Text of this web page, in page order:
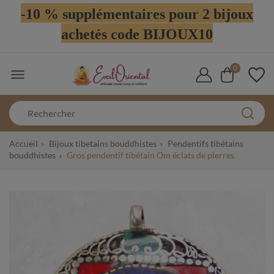
-10 % supplémentaires pour 2 bijoux
achetés code BIJOUX10
 0
Accueil Bijoux tibetains bouddhistes
Pendentifs tibétains
bouddhistes
Gros pendentif tibétain Om éclats de pierres